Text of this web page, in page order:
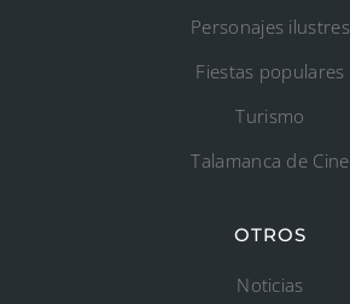
Personajes ilustres
Fiestas populares
Turismo
Talamanca de Cine
OTROS
Noticias